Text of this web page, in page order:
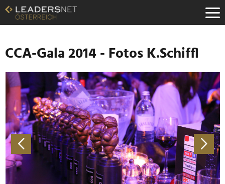
Zum
Inhalt
Zur
Navigation
Zur
Hauptnavigation
CCA-Gala 2014 - Fotos K.Schiffl